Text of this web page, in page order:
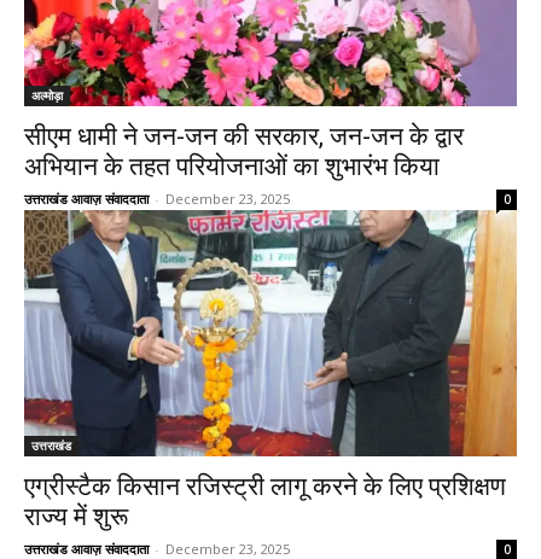
अल्मोड़ा
सीएम धामी ने जन-जन की सरकार, जन-जन के द्वार
अभियान के तहत परियोजनाओं का शुभारंभ किया
उत्तराखंड आवाज़ संवाददाता - December 23, 2025 0
उत्तराखंड
एग्रीस्टैक किसान रजिस्ट्री लागू करने के लिए प्रशिक्षण
राज्य में शुरू
उत्तराखंड आवाज़ संवाददाता - December 23, 2025 0